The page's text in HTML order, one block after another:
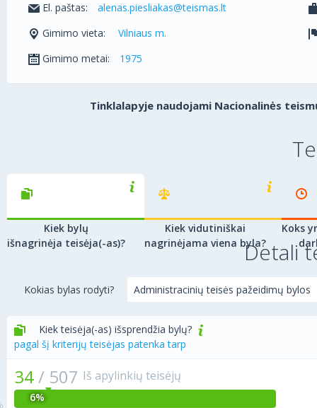
El. paštas:
alenas.piesliakas@teismas.lt
Gimimo vieta:
Vilniaus m.
Gimimo metai:
1975
Tinklalapyje naudojami Nacionalinės
Kiek bylų
išnagrinėja teisėja(-as)?
Kiek vidutiniškai
nagrinėjama viena byla?
Koks
Detali
Kokias bylas rodyti?
Kiek teisėja(-as) išsprendžia bylų?
pagal šį kriterijų teisėjas patenka tarp
34 / 507 Iš apylinkių teisėjų
6%